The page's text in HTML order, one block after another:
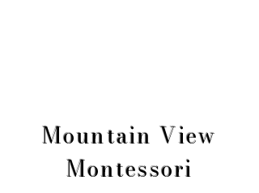
Mountain View
Montessori